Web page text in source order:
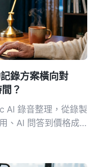
錄方案橫向對
？
AI 錄音整理，從錄製
、AI 問答到價格成